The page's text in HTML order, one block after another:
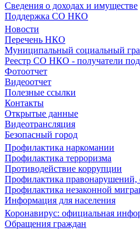
Сведения о доходах и имуществе
Поддержка СО НКО
Новости
Перечень НКО
Муниципальный социальный
Реестр СО НКО - получатели
Фотоотчет
Видеоотчет
Полезные ссылки
Контакты
Открытые данные
Видеотрансляция
Безопасный город
Профилактика наркомании
Профилактика терроризма
Противодействие коррупции
Профилактика правонарушений,
Профилактика незаконной
Информация для населения
Коронавирус: официальная
Обращения граждан